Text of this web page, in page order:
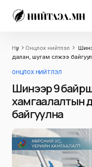
Нүүр Онцлох нийтлэл
далан, шугам сүлжээ
ОНЦЛОХ НИЙТЛЭЛ
Шинээр 9
хамгаалалтын
байгуулна